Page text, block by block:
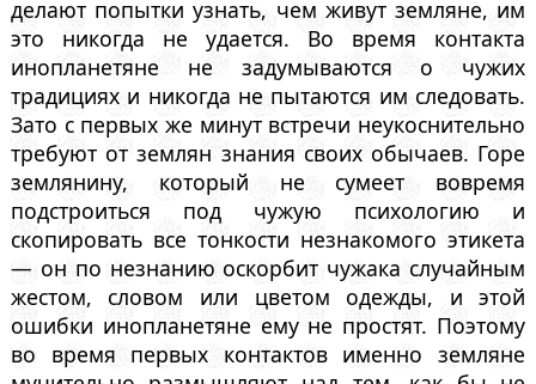
делают попытки узнать, чем живут земляне, им
это никогда не удается. Во время контакта
инопланетяне не задумываются о чужих
традициях и никогда не пытаются им следовать.
Зато с первых же минут встречи неукоснительно
требуют от землян знания своих обычаев. Горе
землянину, который не сумеет вовремя
подстроиться под чужую психологию и
скопировать все тонкости незнакомого этикета
— он по незнанию оскорбит чужака случайным
жестом, словом или цветом одежды, и этой
ошибки инопланетяне ему не простят. Поэтому
во время первых контактов именно земляне